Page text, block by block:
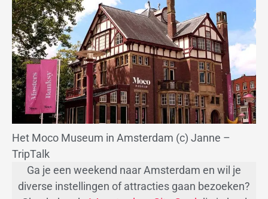
Het Moco Museum in Amsterdam (c) Janne –
TripTalk
Ga je een weekend naar Amsterdam en wil je
diverse instellingen of attracties gaan bezoeken?